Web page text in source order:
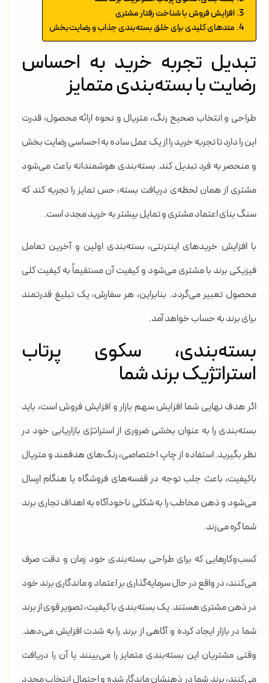
افزایش فروش با شناخت رفتار مشتری
متدهای کلیدی برای خلق بسته‌بندی جذاب و رضایت‌بخش
تبدیل تجربه خرید به احساس
رضایت با بسته‌بندی متمایز
طراحی و انتخاب صحیح رنگ، متریال و نحوه ارائه محصول، قدرت
این را دارد تا تجربه خرید را از یک عمل ساده به احساسی رضایت بخش
و منحصر به فرد تبدیل کند. بسته‌بندی هوشمندانه باعث می‌شود
مشتری از همان لحظه‌ی دریافت بسته، حس تمایز را تجربه کند که
سنگ بنای اعتماد مشتری و تمایل بیشتر به خرید مجدد است.
با افزایش خریدهای اینترنتی، بسته‌بندی اولین و آخرین تعامل
فیزیکی برند با مشتری می‌شود و کیفیت آن مستقیماً به کیفیت کلی
محصول تعبیر می‌گردد. بنابراین، هر سفارش، یک تبلیغ قدرتمند
برای برند به حساب خواهد آمد.
بسته‌بندی، سکوی پرتاب
استراتژیک برند شما
اگر هدف نهایی شما افزایش سهم بازار و افزایش فروش است، باید
بسته‌بندی را به عنوان بخشی ضروری از استراتژی بازاریابی خود در
نظر بگیرید. استفاده از چاپ اختصاصی، رنگ‌های هدفمند و متریال
باکیفیت، باعث جلب توجه در قفسه‌های فروشگاه یا هنگام ارسال
می‌شود و ذهن مخاطب را به شکلی ناخودآگاه به اهداف تجاری برند
شما گره می‌زند.
کسب‌وکارهایی که برای طراحی بسته‌بندی خود زمان و دقت صرف
می‌کنند، در واقع در حال سرمایه‌گذاری بر اعتماد و ماندگاری برند خود
در ذهن مشتری هستند. یک بسته‌بندی با کیفیت، تصویر قوی از برند
شما در بازار ایجاد کرده و آگاهی از برند را به شدت افزایش می‌دهد.
وقتی مشتریان این بسته‌بندی متمایز را می‌بینند یا آن را دریافت
می‌کنند، برند شما در ذهنشان ماندگار شده و احتمال انتخاب مجدد